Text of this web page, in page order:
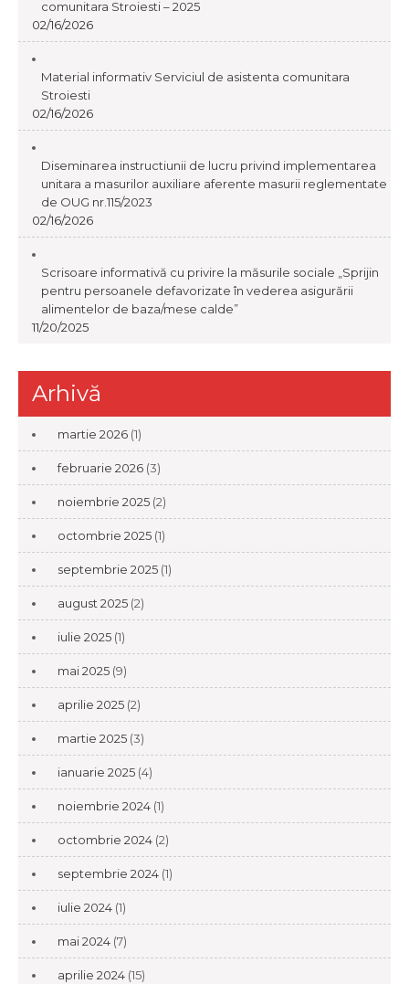
comunitara Stroiesti – 2025
02/16/2026
Material informativ Serviciul de asistenta comunitara
Stroiesti
02/16/2026
Diseminarea instructiunii de lucru privind implementarea
unitara a masurilor auxiliare aferente masurii reglementate
de OUG nr.115/2023
02/16/2026
Scrisoare informativă cu privire la măsurile sociale „Sprijin
pentru persoanele defavorizate în vederea asigurării
alimentelor de baza/mese calde”
11/20/2025
Arhivă
martie 2026 (1)
februarie 2026 (3)
noiembrie 2025 (2)
octombrie 2025 (1)
septembrie 2025 (1)
august 2025 (2)
iulie 2025 (1)
mai 2025 (9)
aprilie 2025 (2)
martie 2025 (3)
ianuarie 2025 (4)
noiembrie 2024 (1)
octombrie 2024 (2)
septembrie 2024 (1)
iulie 2024 (1)
mai 2024 (7)
aprilie 2024 (15)